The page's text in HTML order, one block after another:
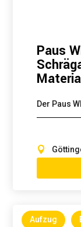
Paus
Der Paus
Aufzug